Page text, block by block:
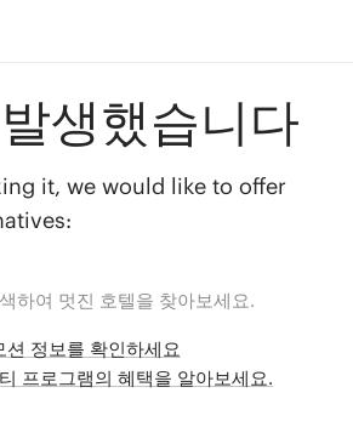
생했습니다
it, we would like to offer
하여 멋진 호텔을 찾아보세요.
정보를 확인하세요
프로그램의 혜택을 알아보세요.